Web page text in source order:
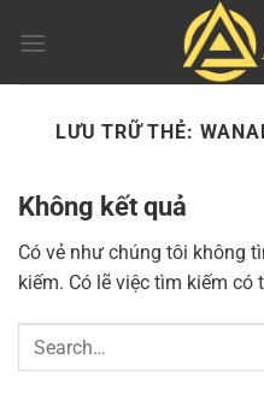
đến
LƯU TRỮ THẺ:
Không kết quả
Có vẻ như chúng tôi không
kiếm. Có lẽ việc tìm kiếm có